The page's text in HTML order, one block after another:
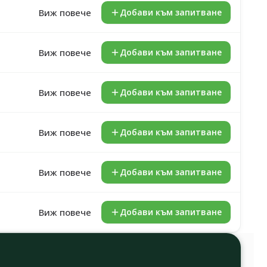
Виж повече Добави към запитване
Виж повече Добави към запитване
Виж повече Добави към запитване
Виж повече Добави към запитване
Виж повече Добави към запитване
Виж повече Добави към запитване